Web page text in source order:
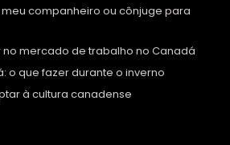
companheiro ou cônjuge para
mercado de trabalho no Canadá
o que fazer durante o inverno
à cultura canadense